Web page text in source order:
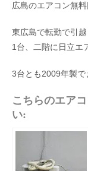
広島のエアコン無
東広島で転勤で引
1台、二階に日立エ
3台とも2009年製で
こちらのエア
い: